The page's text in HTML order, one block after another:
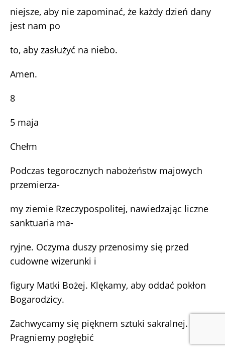
niejsze, aby nie zapominać, że każdy dzień dany
jest nam po
to, aby zasłużyć na niebo.
Amen.
8
5 maja
Chełm
Podczas tegorocznych nabożeństw majowych
przemierza-
my ziemie Rzeczypospolitej, nawiedzając liczne
sanktuaria ma-
ryjne. Oczyma duszy przenosimy się przed
cudowne wizerunki i
figury Matki Bożej. Klękamy, aby oddać pokłon
Bogarodzicy.
Zachwycamy się pięknem sztuki sakralnej.
Pragniemy pogłębić